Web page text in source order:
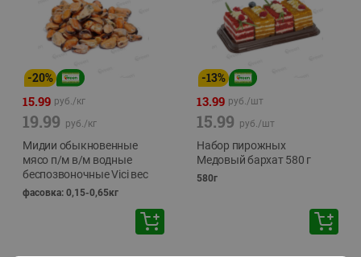
-20%
15.99 руб./кг
19.99 руб./кг
Мидии обыкновенные
мясо п/м в/м водные
беспозвоночные Vici вес
фасовка: 0,15-0,65кг
-13%
13.99 руб./шт
15.99 руб./шт
Набор пирожных
Медовый бархат 580 г
580г